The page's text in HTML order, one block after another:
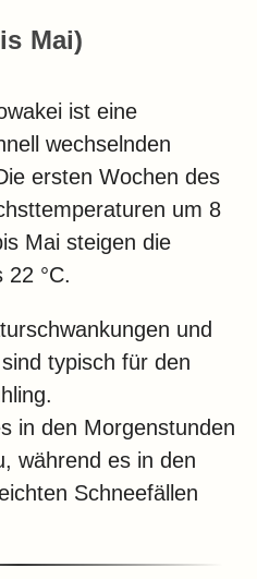
Mai)
ist eine
wechselnden
ersten Wochen des
um 8
Mai steigen die
22 °C.
und
typisch für den
in den Morgenstunden
während es in den
Schneefällen